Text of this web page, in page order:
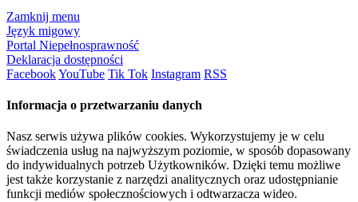
Zamknij menu
Język migowy
Portal Niepełnosprawność
Deklaracja dostępności
FacebookYouTube Tik Tok Instagram RSS
Informacja o przetwarzaniu danych
Nasz serwis używa plików cookies. Wykorzystujemy je w celu
świadczenia usług na najwyższym poziomie, w sposób dopasowany
do indywidualnych potrzeb Użytkowników. Dzięki temu możliwe
jest także korzystanie z narzędzi analitycznych oraz udostępnianie
funkcji mediów społecznościowych i odtwarzacza wideo.